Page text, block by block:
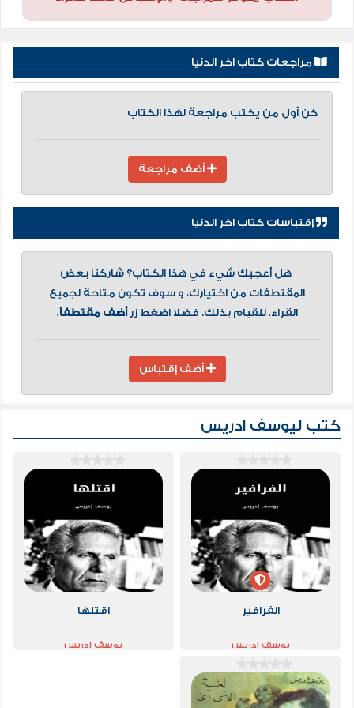
مراجعات كتاب اخر الدنيا
كن أول من يكتب مراجعة لهذا الكتاب
أضف مراجعة
إقتباسات كتاب اخر الدنيا
هل أعجبك شيء في هذا الكتاب؟ شاركنا بعض
المقتطفات من اختيارك، و سوف تكون متاحة لجميع
القراء. للقيام بذلك، فضلا اضغط زرأضف مقتطفاً.
أضف إقتباس
كتب ليوسف ادريس
الفرافير
يوسف ادريس
اقتلها
يوسف ادريس